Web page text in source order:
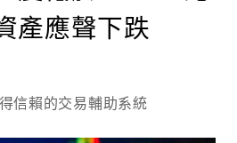
產應聲下跌
信賴的交易輔助系統